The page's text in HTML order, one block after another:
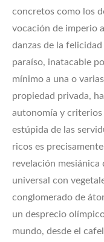
concretos como los
vocación de imperio
danzas de la
paraíso, inatacable
mínimo a una o
propiedad privada,
autonomía y criterios
estúpida de las
ricos es
revelación mesiánica
universal con
conglomerado de
un desprecio
mundo, desde el